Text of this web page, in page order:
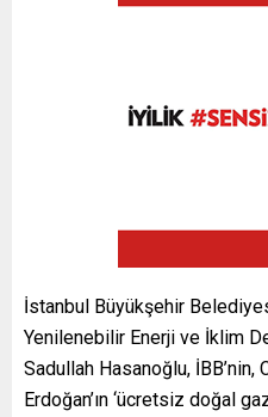
İstanbul Büyükşehir
Yenilenebilir Enerji ve İklim
Sadullah Hasanoğlu, İBB’nin,
Erdoğan’ın ‘ücretsiz doğal